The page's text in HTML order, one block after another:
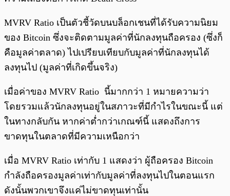
MVRV Ratio เป็นตัวชี้วัดบนบล็อกเชนที่ได้รับความนิยม
ของ Bitcoin ซึ่งจะติดตามมูลค่าที่นักลงทุนถือครอง (ซึ่งก็
คือมูลค่าตลาด) ไปเปรียบเทียบกับมูลค่าที่นักลงทุนได้
ลงทุนไป (มูลค่าที่เกิดขึ้นจริง)
เมื่อค่าของ MVRV Ratio นี้มากกว่า 1 หมายความว่า
โดยรวมแล้วนักลงทุนอยู่ในสภาวะที่มีกำไรในขณะนี้ แต่
ในทางกลับกัน หากค่าต่ำกว่าเกณฑ์นี้ แสดงถึงการ
ขาดทุนในตลาดที่มีความเหนือกว่า
เมื่อ MVRV Ratio เท่ากับ 1 แสดงว่า ผู้ถือครอง Bitcoin
กำลังถือครองมูลค่าเท่ากับมูลค่าที่ลงทุนไปในตอนแรก
ดังนั้นพวกเขาจึงแค่ไม่ขาดทุนเท่านั้น